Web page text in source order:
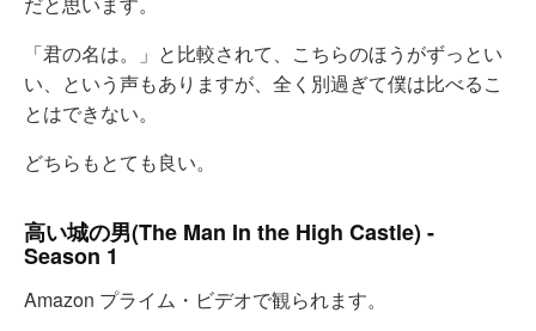
「君の名は。」と比較されて、こちらのほうがずっとい
い、という声もありますが、全く別過ぎて僕は比べるこ
とはできない。
どちらもとても良い。
高い城の男(The Man In the High Castle) -
Season 1
Amazon プライム・ビデオで観られます。